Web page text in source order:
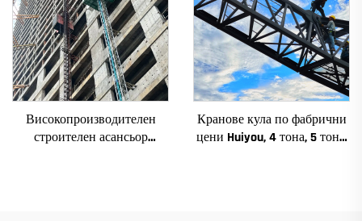
Високопроизводителен
строителен асансьор
Кранове кула по фабрични
цени Huiyou, 4 тона, 5 тона,